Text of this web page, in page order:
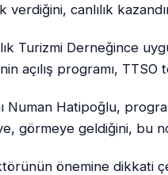
canlılık
Turizmi Derneğince
açılış programı, TTSO
Numan Hatipoğlu,
görmeye geldiğini, bu
önemine dikkati